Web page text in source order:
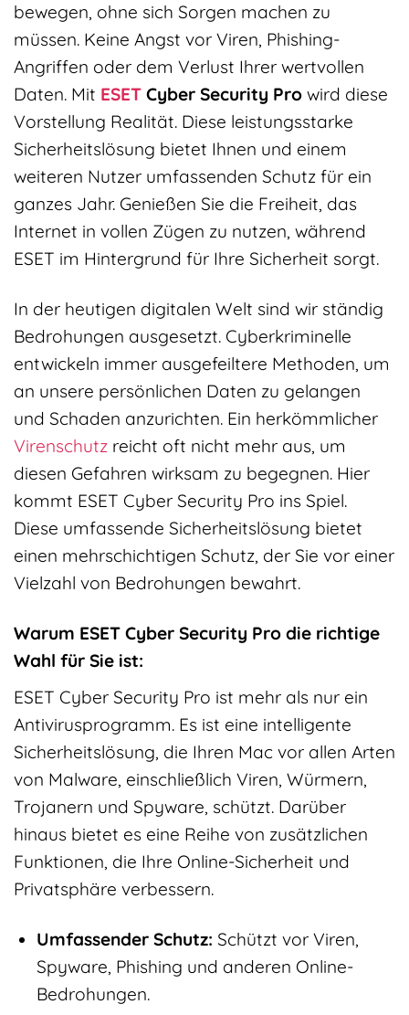
bewegen, ohne sich Sorgen machen zu
müssen. Keine Angst vor Viren, Phishing-
Angriffen oder dem Verlust Ihrer wertvollen
Daten. Mit ESET Cyber Security Pro wird diese
Vorstellung Realität. Diese leistungsstarke
Sicherheitslösung bietet Ihnen und einem
weiteren Nutzer umfassenden Schutz für ein
ganzes Jahr. Genießen Sie die Freiheit, das
Internet in vollen Zügen zu nutzen, während
ESET im Hintergrund für Ihre Sicherheit sorgt.
In der heutigen digitalen Welt sind wir ständig
Bedrohungen ausgesetzt. Cyberkriminelle
entwickeln immer ausgefeiltere Methoden, um
an unsere persönlichen Daten zu gelangen
und Schaden anzurichten. Ein herkömmlicher
Virenschutz reicht oft nicht mehr aus, um
diesen Gefahren wirksam zu begegnen. Hier
kommt ESET Cyber Security Pro ins Spiel.
Diese umfassende Sicherheitslösung bietet
einen mehrschichtigen Schutz, der Sie vor einer
Vielzahl von Bedrohungen bewahrt.
Warum ESET Cyber Security Pro die richtige
Wahl für Sie ist:
ESET Cyber Security Pro ist mehr als nur ein
Antivirusprogramm. Es ist eine intelligente
Sicherheitslösung, die Ihren Mac vor allen Arten
von Malware, einschließlich Viren, Würmern,
Trojanern und Spyware, schützt. Darüber
hinaus bietet es eine Reihe von zusätzlichen
Funktionen, die Ihre Online-Sicherheit und
Privatsphäre verbessern.
Umfassender Schutz: Schützt vor Viren,
Spyware, Phishing und anderen Online-
Bedrohungen.